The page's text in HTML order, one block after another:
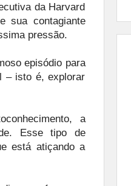
da Harvard
sua contagiante
pressão.
episódio para
– isto é, explorar
a
Esse tipo de
está atiçando a